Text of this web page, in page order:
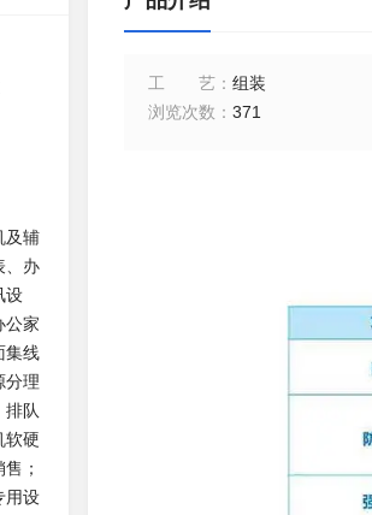
及辅
、办
设
公家
集线
分理
排队
软硬
；
用设
工艺 ： 组装
浏览次数 ： 371